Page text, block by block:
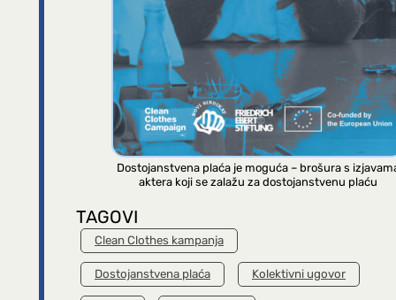
Dostojanstvena plaća je moguća – brošura s
aktera koji se zalažu za dostojanstvenu plaću
TAGOVI
Clean Clothes kampanja
Dostojanstvena plaća Kolektivni ugovor